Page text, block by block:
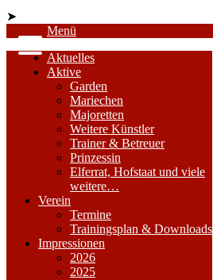
➤
Menü
Aktuelles
Aktive
Garden
Mariechen
Majoretten
Weitere Künstler
Trainer & Betreuer
Prinzessin
Elferrat, Hofstaat und viele
weitere…
Verein
Termine
Trainingsplan & Downloads
Impressionen
2026
2025